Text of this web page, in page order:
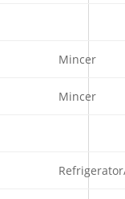
Mincer
Mincer